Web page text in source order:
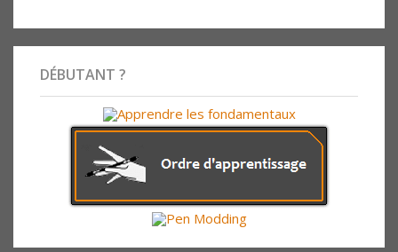
DÉBUTANT ?